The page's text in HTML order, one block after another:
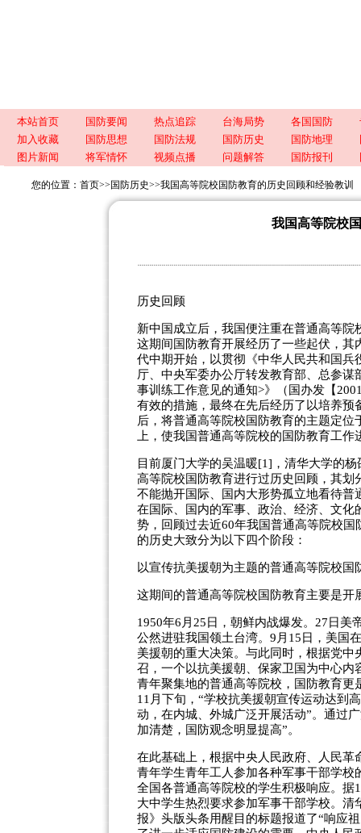
本站首页 国防要闻 热点追踪 台海局势 各国国防
加入收藏
国防思想 国防法规 国防历史 国防地理
图片新闻
将军情怀 视频点播 问题解答 国防报刊
您的位置： 首页>> 国防历史>>我国高等院校国防教育的历史回顾和经验教训
我国高等院校
历史回顾
新中国成立后，我国便注重在普通高等
这期间国防教育开展经历了一些起伏，
代中期开始，以贯彻《中华人民共和国
厅、中央军委办公厅转发教育部、总参
事训练工作意见的通知>》（国办发【
有效的措施，最终在先后经历了以培养
后，将普通高等院校国防教育的主题定
上，使我国普通高等院校的国防教育工
目前厦门大学的吴温暖[1]，清华大学的
高等院校国防教育进行过历史回顾，其划
不能抛开国际、国内大形势孤立地看待
在国际、国内的军事、政治、经济、文
势，回顾过去近60年我国普通高等院校
的历史大致分为以下四个阶段：
以宣传抗美援朝为主题的普通高等院校国
这期间的普通高等院校国防教育主要是
1950年6月25日，朝鲜内战爆发。27日
公然进驻我国领土台湾。9月15日，美国
美援朝的重大决策。与此同时，根据党
召，一个以抗美援朝、保家卫国为中心
青年聚集地的普通高等院校，国防教育更
11月下旬，“学校抗美援朝宣传运动达到
动，在内城、外城广泛开展活动”。通过
加清楚，国防观念明显提高”。
在此基础上，根据中央人民政府、人民革
青年学生青年工人参加各种军事干部学
全国各普通高等院校的学生积极响应。据
大中学生热烈要求参加军事干部学校。清
报》头版头条用醒目的标题报道了“响应